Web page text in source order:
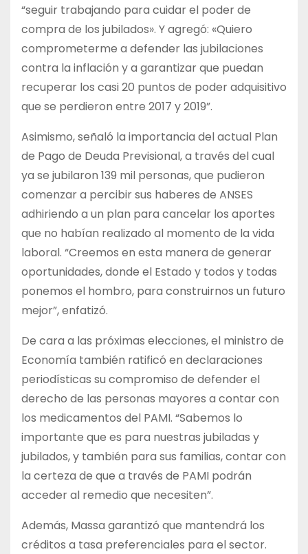
“seguir trabajando para cuidar el poder de
compra de los jubilados». Y agregó: «Quiero
comprometerme a defender las jubilaciones
contra la inflación y a garantizar que puedan
recuperar los casi 20 puntos de poder adquisitivo
que se perdieron entre 2017 y 2019”.
Asimismo, señaló la importancia del actual Plan
de Pago de Deuda Previsional, a través del cual
ya se jubilaron 139 mil personas, que pudieron
comenzar a percibir sus haberes de ANSES
adhiriendo a un plan para cancelar los aportes
que no habían realizado al momento de la vida
laboral. “Creemos en esta manera de generar
oportunidades, donde el Estado y todos y todas
ponemos el hombro, para construirnos un futuro
mejor”, enfatizó.
De cara a las próximas elecciones, el ministro de
Economía también ratificó en declaraciones
periodísticas su compromiso de defender el
derecho de las personas mayores a contar con
los medicamentos del PAMI. “Sabemos lo
importante que es para nuestras jubiladas y
jubilados, y también para sus familias, contar con
la certeza de que a través de PAMI podrán
acceder al remedio que necesiten”.
Además, Massa garantizó que mantendrá los
créditos a tasa preferenciales para el sector.